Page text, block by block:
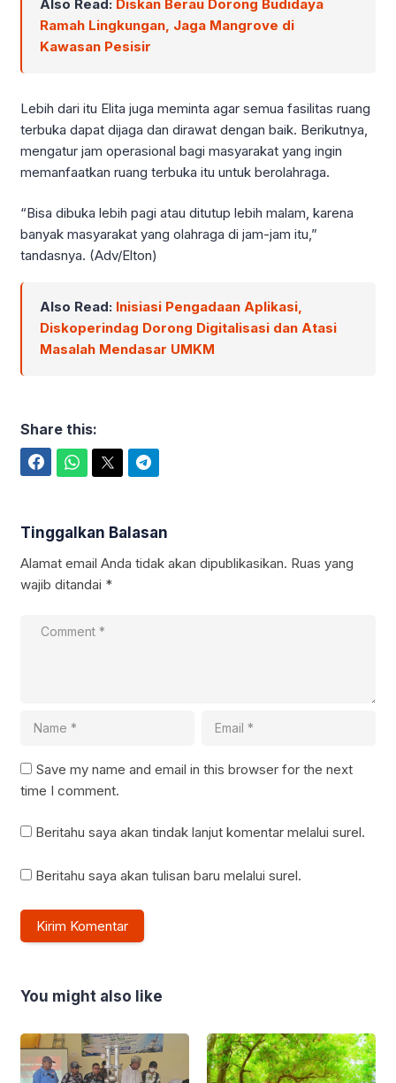
Also Read: Diskan Berau Dorong Budidaya
Ramah Lingkungan, Jaga Mangrove di
Kawasan Pesisir
Lebih dari itu Elita juga meminta agar semua fasilitas ruang
terbuka dapat dijaga dan dirawat dengan baik. Berikutnya,
mengatur jam operasional bagi masyarakat yang ingin
memanfaatkan ruang terbuka itu untuk berolahraga.
“Bisa dibuka lebih pagi atau ditutup lebih malam, karena
banyak masyarakat yang olahraga di jam-jam itu,”
tandasnya. (Adv/Elton)
Also Read: Inisiasi Pengadaan Aplikasi,
Diskoperindag Dorong Digitalisasi dan Atasi
Masalah Mendasar UMKM
Share this:
Tinggalkan Balasan
Alamat email Anda tidak akan dipublikasikan. Ruas yang
wajib ditandai *
Save my name and email in this browser for the next
time I comment.
Beritahu saya akan tindak lanjut komentar melalui surel.
Beritahu saya akan tulisan baru melalui surel.
You might also like